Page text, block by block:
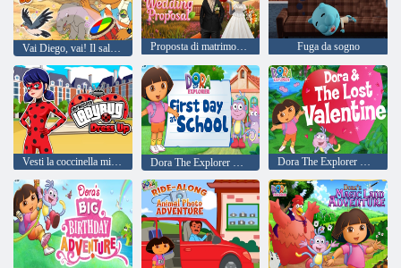
Proposta di matrimonio peloso Fuga da sogno
Vesti la coccinella miracolosa Dora The Explorer Dora Primo giorno a scuola Dora The Explorer Dora e The Lost Valentine